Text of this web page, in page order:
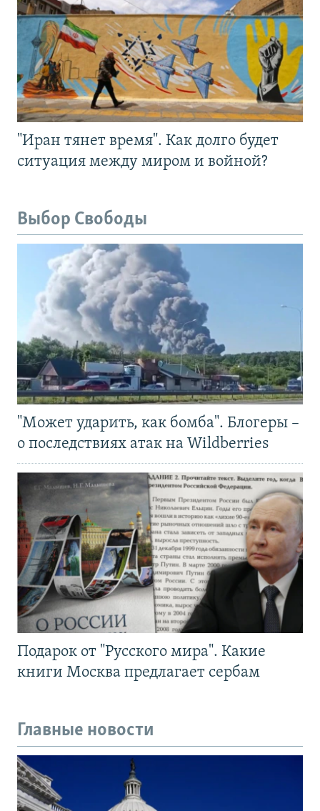
"Иран тянет время". Как долго будет
ситуация между миром и войной?
Выбор Свободы
"Может ударить, как бомба". Блогеры –
о последствиях атак на Wildberries
Подарок от "Русского мира". Какие
книги Москва предлагает сербам
Главные новости